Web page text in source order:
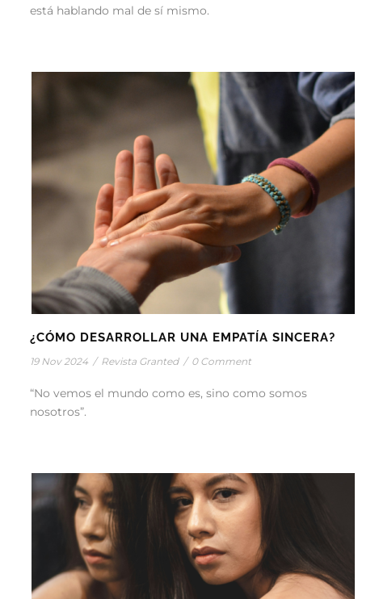
está hablando mal de sí mismo.
¿CÓMO DESARROLLAR UNA EMPATÍA SINCERA?
19 Nov 2024 / Revista Granted / 0 Comment
“No vemos el mundo como es, sino como somos
nosotros”.